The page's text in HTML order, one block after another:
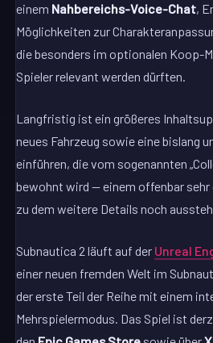
einem Nahbereichs-Voice-Chat,
Möglichkeiten zur
die besonders im optionalen Koop-
Spieler relevant werden dürften.
Langfristig ist ein größeres
neues Fahrzeug sowie eine bislang
einführen, die vom sogenannten
bewohnt wird — einem offenbar
zu dem weitere Details noch
Subnautica 2 läuft auf der Unreal
einer neuen fremden Welt im
der erste Teil der Reihe mit einem
Mehrspielermodus. Das Spiel ist